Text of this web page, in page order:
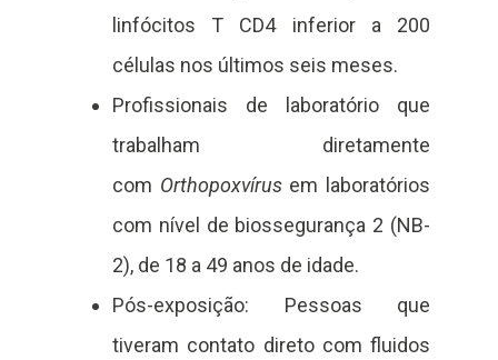
linfócitos T CD4 inferior a 200
células nos últimos seis meses.
Profissionais de laboratório que
trabalham diretamente
com Orthopoxvírusem laboratórios
com nível de biossegurança 2 (NB-
2), de 18 a 49 anos de idade.
Pós-exposição: Pessoas que
tiveram contato direto com fluidos